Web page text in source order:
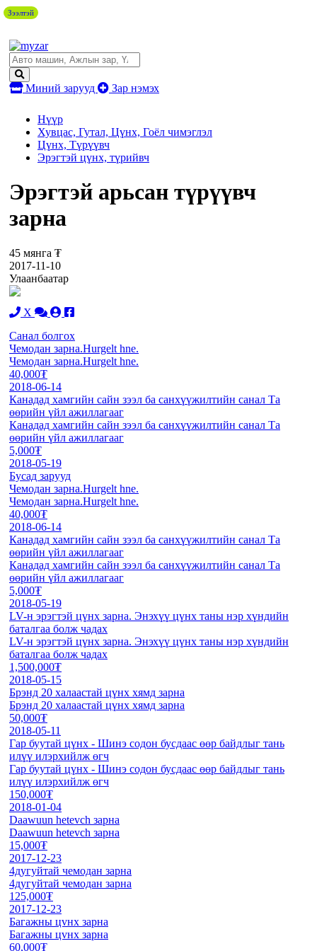
Миний зарууд Зар нэмэх
Нүүр
Хувцас, Гутал, Цүнх, Гоёл чимэглэл
Цүнх, Түрүүвч
Эрэгтэй цүнх, түрийвч
Эрэгтэй арьсан түрүүвч
зарна
45 мянга ₮
2017-11-10
Улаанбаатар
X
Санал болгох
Чемодан зарна.Hurgelt hne.
Чемодан зарна.Hurgelt hne.
40,000₮
2018-06-14
Канадад хамгийн сайн зээл ба санхүүжилтийн санал Та
өөрийн үйл ажиллагааг
Канадад хамгийн сайн зээл ба санхүүжилтийн санал Та
өөрийн үйл ажиллагааг
5,000₮
2018-05-19
Бусад зарууд
Чемодан зарна.Hurgelt hne.
Чемодан зарна.Hurgelt hne.
40,000₮
2018-06-14
Канадад хамгийн сайн зээл ба санхүүжилтийн санал Та
өөрийн үйл ажиллагааг
Канадад хамгийн сайн зээл ба санхүүжилтийн санал Та
өөрийн үйл ажиллагааг
5,000₮
2018-05-19
LV-н эрэгтэй цүнх зарна. Энэхүү цүнх таны нэр хүндийн
баталгаа болж чадах
Зээлтэй
LV-н эрэгтэй цүнх зарна. Энэхүү цүнх таны нэр хүндийн
баталгаа болж чадах
1,500,000₮
2018-05-15
Брэнд 20 халаастай цүнх хямд зарна
Брэнд 20 халаастай цүнх хямд зарна
50,000₮
2018-05-11
Гар буутай цүнх - Шинэ содон бусдаас өөр байдлыг тань
илүү илэрхийлж өгч
Гар буутай цүнх - Шинэ содон бусдаас өөр байдлыг тань
илүү илэрхийлж өгч
150,000₮
2018-01-04
Daawuun hetevch зарна
Daawuun hetevch зарна
15,000₮
2017-12-23
4дугуйтай чемодан зарна
4дугуйтай чемодан зарна
125,000₮
2017-12-23
Багажны цvнх зарна
Багажны цvнх зарна
60,000₮